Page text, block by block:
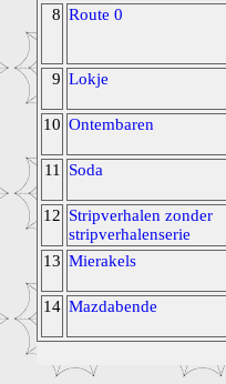
8 Route 0
9 Lokje
10 Ontembaren
11
Soda
12 Stripverhalen zonder
stripverhalenserie
13 Mierakels
14 Mazdabende